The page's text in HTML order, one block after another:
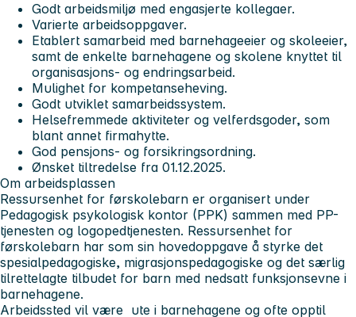
Godt arbeidsmiljø med engasjerte kollegaer.
Varierte arbeidsoppgaver.
Etablert samarbeid med barnehageeier og skoleeier,
samt de enkelte barnehagene og skolene knyttet til
organisasjons- og endringsarbeid.
Mulighet for kompetanseheving.
Godt utviklet samarbeidssystem.
Helsefremmede aktiviteter og velferdsgoder, som
blant annet firmahytte.
God pensjons- og forsikringsordning.
Ønsket tiltredelse fra 01.12.2025.
Om arbeidsplassen
Ressursenhet for førskolebarn er organisert under
Pedagogisk psykologisk kontor (PPK) sammen med PP-
tjenesten og logopedtjenesten. Ressursenhet for
førskolebarn har som sin hovedoppgave å styrke det
spesialpedagogiske, migrasjonspedagogiske og det særlig
tilrettelagte tilbudet for barn med nedsatt funksjonsevne i
barnehagene.
Arbeidssted vil være ute i barnehagene og ofte opptil